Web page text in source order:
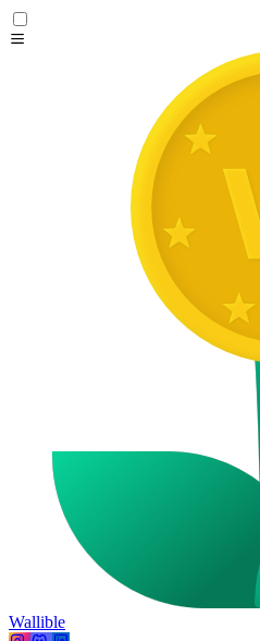
Wallible